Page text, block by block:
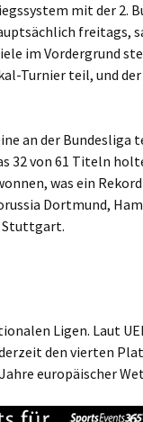
mit der 2.
freitags,
im Vordergrund
Turnier teil, und
an der Bundesliga
32 von 61 Titeln
was ein
Dortmund,
Stuttgart.
Ligen. Laut
den vierten
europäischer